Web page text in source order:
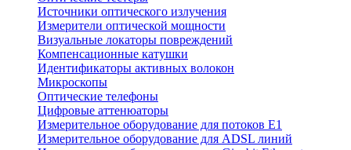
Источники оптического излучения
Измерители оптической мощности
Визуальные локаторы повреждений
Компенсационные катушки
Идентификаторы активных волокон
Микроскопы
Оптические телефоны
Цифровые аттенюаторы
Измерительное оборудование для потоков Е1
Измерительное оборудование для ADSL линий